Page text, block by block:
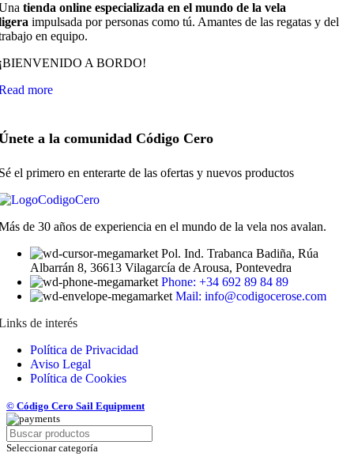
tienda online especializada en el mundo de la vela
impulsada por personas como tú. Amantes de las regatas y del
en equipo.
A BORDO!
more
a la comunidad Código Cero
el primero en enterarte de las ofertas y nuevos productos
de 30 años de experiencia en el mundo de la vela nos avalan.
Pol. Ind. Trabanca Badiña, Rúa
Albarrán 8, 36613 Vilagarcía de Arousa, Pontevedra
Phone: +34 692 89 84 89
Mail: info@codigocerose.com
de interés
Política de Privacidad
Aviso Legal
Política de Cookies
© Código Cero Sail Equipment
Seleccionar categoría